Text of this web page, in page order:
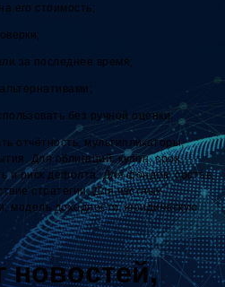
его стоимость;
за последнее время;
без ручной оценки.
отчётность, мультипликаторы,
Для облигаций: купон, срок,
и риск дефолта. Для фондов: состав,
стратегии. Для частных
модель доходности, юридическую
новостей,